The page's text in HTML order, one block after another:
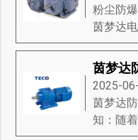
粉尘防
茵梦达
2025-
茵梦达
知：随